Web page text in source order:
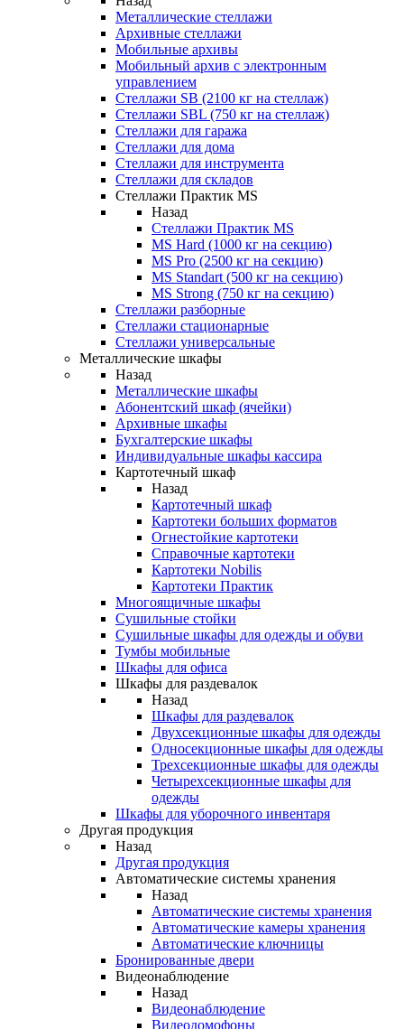
Металлические стеллажи
Архивные стеллажи
Мобильные архивы
Мобильный архив с электронным
управлением
Стеллажи SB (2100 кг на стеллаж)
Стеллажи SBL (750 кг на стеллаж)
Стеллажи для гаража
Стеллажи для дома
Стеллажи для инструмента
Стеллажи для складов
Стеллажи Практик MS
Назад
Стеллажи Практик MS
MS Hard (1000 кг на секцию)
MS Pro (2500 кг на секцию)
MS Standart (500 кг на секцию)
MS Strong (750 кг на секцию)
Стеллажи разборные
Стеллажи стационарные
Стеллажи универсальные
Металлические шкафы
Назад
Металлические шкафы
Абонентский шкаф (ячейки)
Архивные шкафы
Бухгалтерские шкафы
Индивидуальные шкафы кассира
Картотечный шкаф
Назад
Картотечный шкаф
Картотеки больших форматов
Огнестойкие картотеки
Справочные картотеки
Картотеки Nobilis
Картотеки Практик
Многоящичные шкафы
Сушильные стойки
Сушильные шкафы для одежды и обуви
Тумбы мобильные
Шкафы для офиса
Шкафы для раздевалок
Назад
Шкафы для раздевалок
Двухсекционные шкафы для одежды
Односекционные шкафы для одежды
Трехсекционные шкафы для одежды
Четырехсекционные шкафы для
одежды
Шкафы для уборочного инвентаря
Другая продукция
Назад
Другая продукция
Автоматические системы хранения
Назад
Автоматические системы хранения
Автоматические камеры хранения
Автоматические ключницы
Бронированные двери
Видеонаблюдение
Назад
Видеонаблюдение
Видеодомофоны